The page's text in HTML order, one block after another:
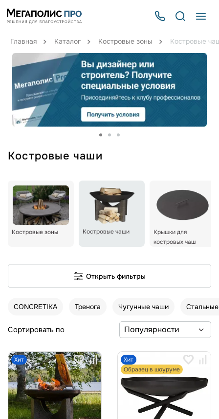
Главная Каталог Костровые зоны Костровые
Костровые чаши
Костровые зоны Костровые чаши
Крышки для
костровых чаш
Открыть фильтры
CONCRETIKA Тренога Чугунные чаши
Сортировать по
Хит
Хит
Образец в шоуруме